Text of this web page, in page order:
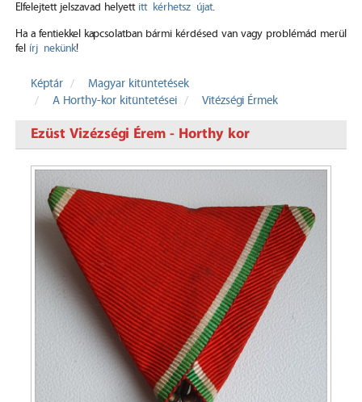
Elfelejtett jelszavad helyett itt kérhetsz újat.
Ha a fentiekkel kapcsolatban bármi kérdésed van vagy problémád merül
fel írj nekünk!
Képtár
Magyar kitüntetések
A Horthy-kor kitüntetései
Vitézségi Érmek
Ezüst Vizézségi Érem - Horthy kor